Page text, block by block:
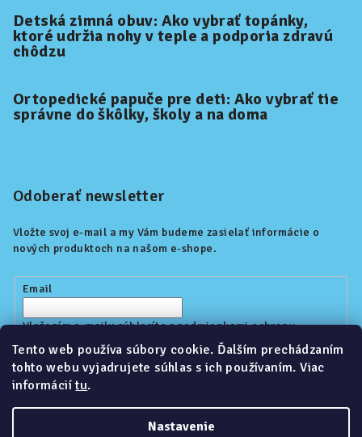
Tento web používa súbory cookie. Ďalším prechádzaním
tohto webu vyjadrujete súhlas s ich používaním. Viac
informáciítu.
Nastavenie
Detská zimná obuv: Ako vybrať topánky,
ktoré udržia nohy v teple a podporia zdravú
chôdzu
Ortopedické papuče pre deti: Ako vybrať tie
správne do škôlky, školy a na doma
Odoberať newsletter
Vložte svoj e-mail a my Vám budeme zasielať informácie o
nových produktoch na našom e-shope.
Email
Vložením e-mailu súhlasíte spodmienkami ochrany
osobných údajov
Prihlásiť sa